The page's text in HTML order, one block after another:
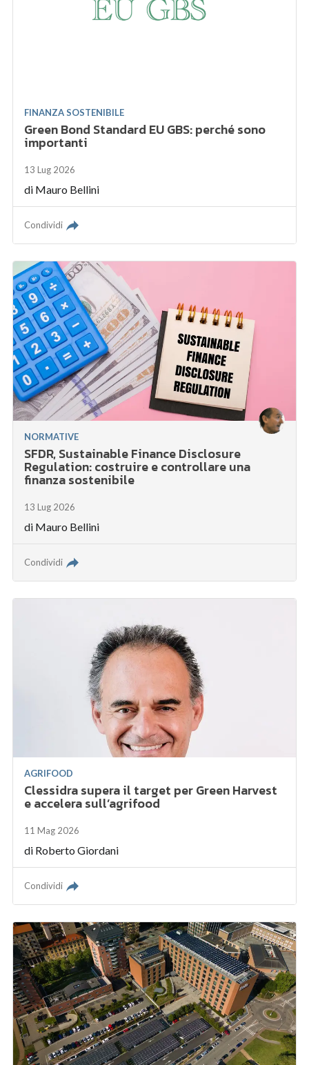
FINANZA SOSTENIBILE
Green Bond Standard EU GBS: perché sono
importanti
13 Lug 2026
di Mauro Bellini
Condividi
NORMATIVE
SFDR, Sustainable Finance Disclosure
Regulation: costruire e controllare una
finanza sostenibile
13 Lug 2026
di Mauro Bellini
Condividi
AGRIFOOD
Clessidra supera il target per Green Harvest
e accelera sull’agrifood
11 Mag 2026
di Roberto Giordani
Condividi